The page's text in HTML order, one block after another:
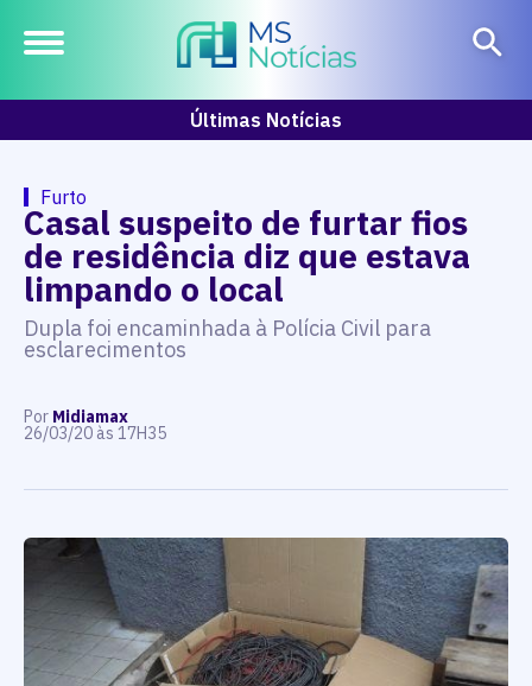
Últimas Notícias
Furto
Casal suspeito de furtar fios
de residência diz que estava
limpando o local
Dupla foi encaminhada à Polícia Civil para
esclarecimentos
Por Midiamax
26/03/20 às 17H35